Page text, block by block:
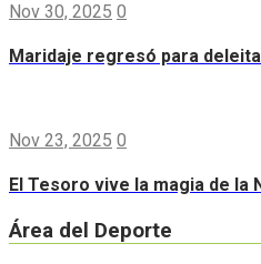
Nov 30, 2025 0
Maridaje regresó para
Nov 23, 2025 0
El Tesoro vive la magia de la
Área del Deporte